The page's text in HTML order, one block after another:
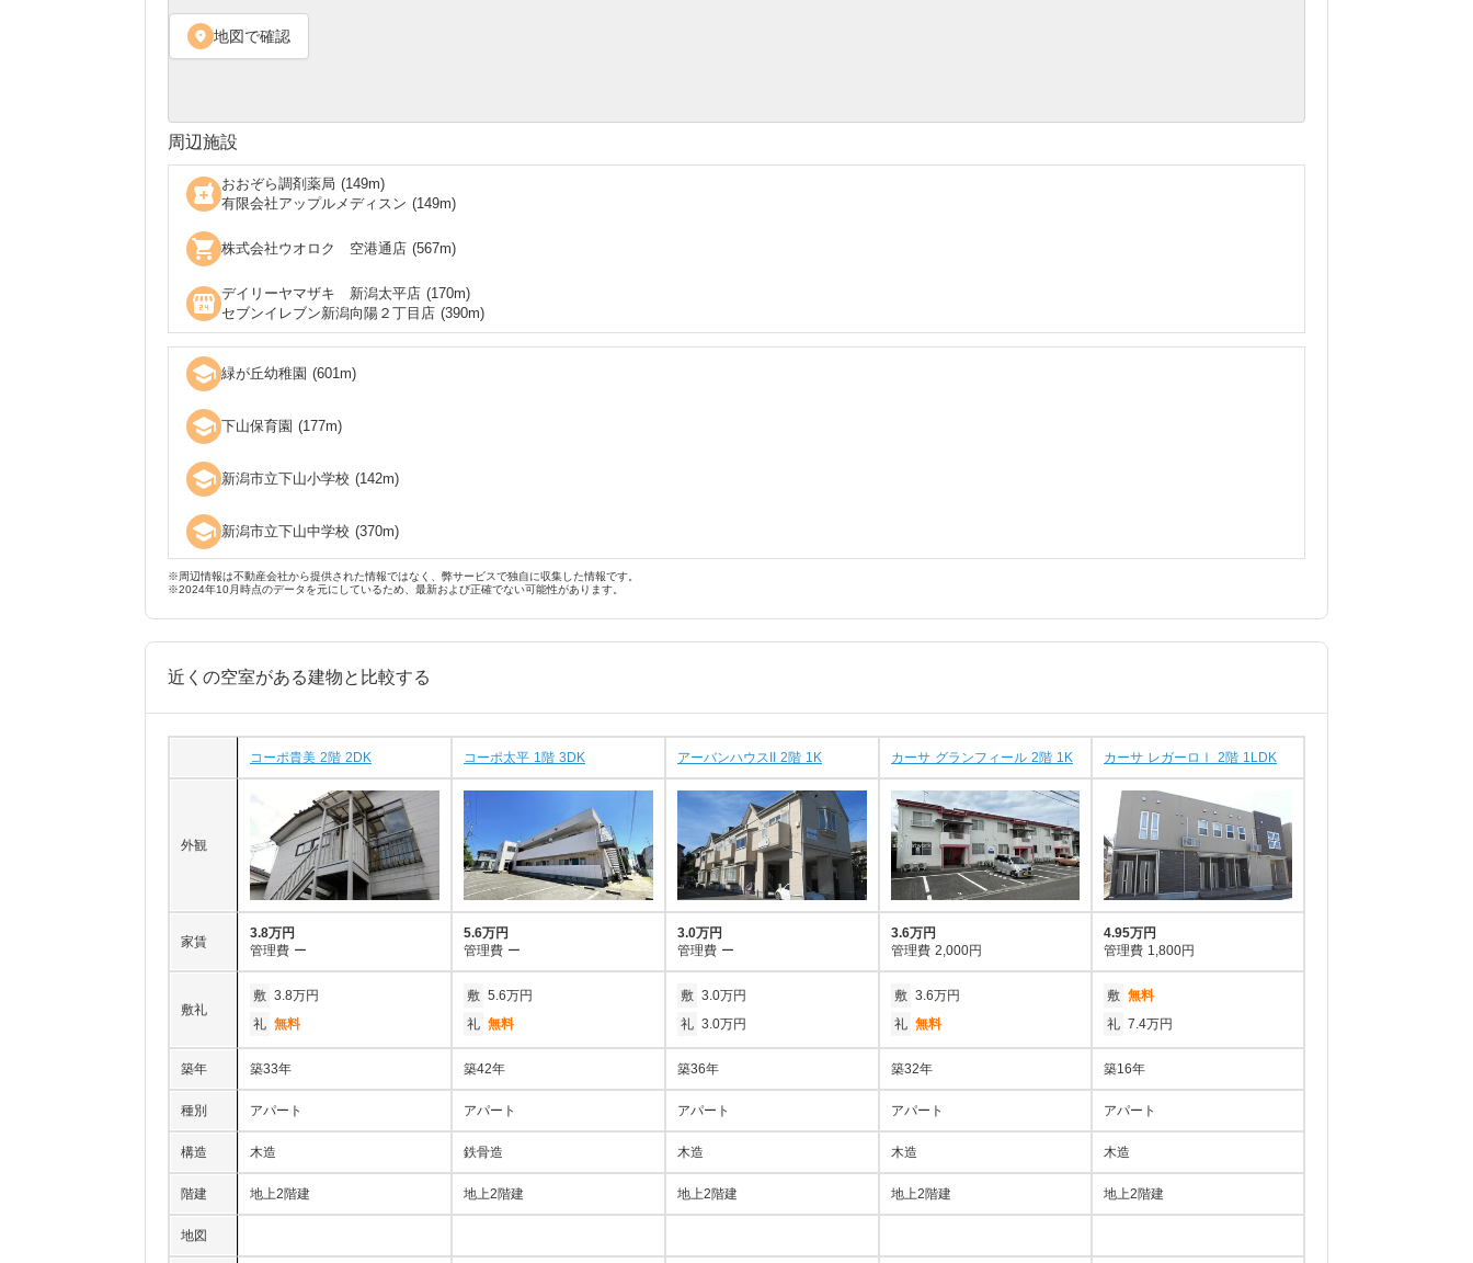
location_on 地図で確認
周辺施設
local_pharmacy おおぞら調剤薬局 (149m)
有限会社アップルメディスン (149m)
shopping_cart 株式会社ウオロク 空港通店 (567m)
local_convenience_store デイリーヤマザキ 新潟太平店 (170m)
セブンイレブン新潟向陽２丁目店 (390m)
school 緑が丘幼稚園 (601m)
school 下山保育園 (177m)
school 新潟市立下山小学校 (142m)
school 新潟市立下山中学校 (370m)
※周辺情報は不動産会社から提供された情報ではなく、弊サービスで独自に収集した情報です。
※2024年10月時点のデータを元にしているため、最新および正確でない可能性があります。
近くの空室がある建物と比較する
コーポ貴美 2階 2DK コーポ太平 1階 3DK アーバンハウスII 2階 1K カーサ グランフィール 2階 1K カーサ レガーロⅠ 2階 1LDK
外観
家賃
3.8万円
管理費 ー
5.6万円
管理費 ー
3.0万円
管理費 ー
3.6万円
管理費 2,000円
4.95万円
管理費 1,800円
敷礼
敷 3.8万円
礼 無料
敷 5.6万円
礼 無料
敷 3.0万円
礼 3.0万円
敷 3.6万円
礼 無料
敷 無料
礼 7.4万円
築年 築33年 築42年 築36年 築32年 築16年
種別 アパート アパート アパート アパート アパート
構造 木造 鉄骨造 木造 木造 木造
階建 地上2階建 地上2階建 地上2階建 地上2階建 地上2階建
地図